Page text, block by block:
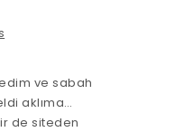
ve sabah
aklıma…
de siteden